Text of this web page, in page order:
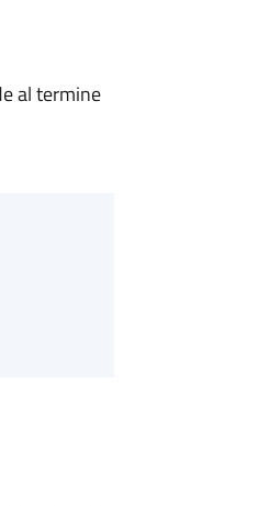
al termine